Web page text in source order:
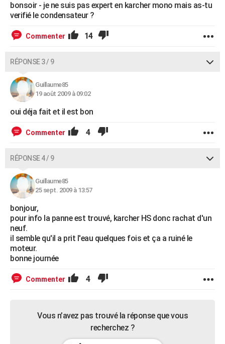
bonsoir - je ne suis pas expert en karcher mono mais as-tu
verifié le condensateur ?
Commenter 14
RÉPONSE 3 / 9
Guillaume85
19 août 2009 à 09:02
oui déja fait et il est bon
Commenter 4
RÉPONSE 4 / 9
Guillaume85
25 sept. 2009 à 13:57
bonjour,
pour info la panne est trouvé, karcher HS donc rachat d'un
neuf.
il semble qu'il a prit l'eau quelques fois et ça a ruiné le
moteur.
bonne journée
Commenter 4
Vous n’avez pas trouvé la réponse que vous
recherchez ?